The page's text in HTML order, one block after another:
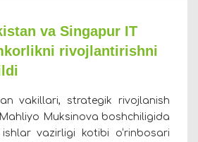
va Singapur IT
rivojlantirishni
vakillari, strategik rivojlanish
Muksinova boshchiligida
vazirligi kotibi o‘rinbosari